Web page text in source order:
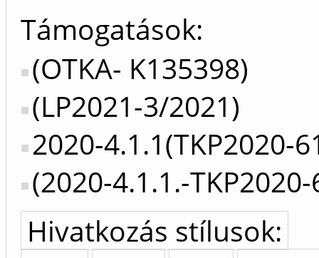
Támogatások:
(OTKA- K135398)
(LP2021-3/2021)
2020-4.1.1(TKP2020-
(2020-4.1.1.-
Hivatkozás stílusok: